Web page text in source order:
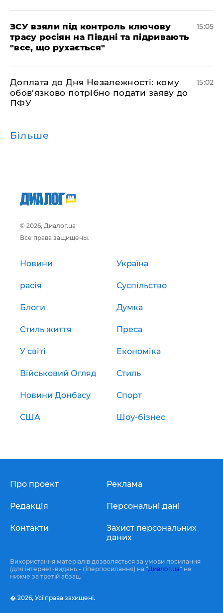
ЗСУ взяли під контроль ключову
трасу росіян на Півдні та підривають
"все, що рухається"
15:05
Доплата до Дня Незалежності: кому
обов'язково потрібно подати заяву до
ПФУ
15:02
Більше
© 2026, Диалог.ua
Все права защищены.
Новини Україна
расія Суспільство
Блоги Думка
Стиль життя Преса
У світі Економіка
Військовий Огляд Стиль
Новини Донбасу Спорт
США Шоу-бізнес
Про проект
Редакція
Контакти
Реклама
Персональні дані
Захист персональних
даних
Використання матеріалів дозволяється за умови посилання
(для інтернет-видань - гіперпосилання) на "Диалог.ua" не
нижче за третій абзац.
� 2026, Усі права захищені.